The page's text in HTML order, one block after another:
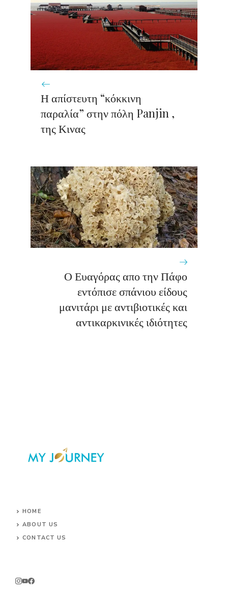
Η απίστευτη “κόκκινη
παραλία” στην πόλη Panjin ,
της Κινας
Ο Ευαγόρας απο την Πάφο
εντόπισε σπάνιου είδους
μανιτάρι με αντιβιοτικές και
αντικαρκινικές ιδιότητες
HOME
ABOUT US
CONTACT US